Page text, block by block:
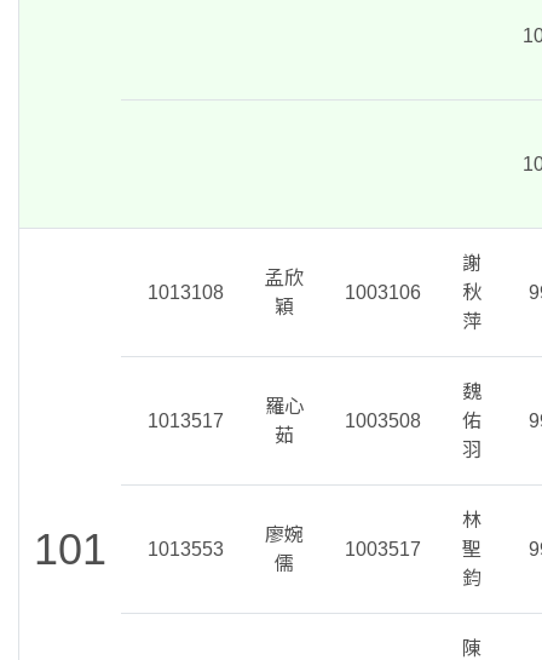
101
1013108
孟欣
穎
1003106
謝
秋
萍
1013517
羅心
茹
1003508
魏
佑
羽
1013553
廖婉
儒
1003517
林
聖
鈞
陳